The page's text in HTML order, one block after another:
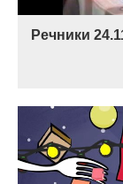
Речники